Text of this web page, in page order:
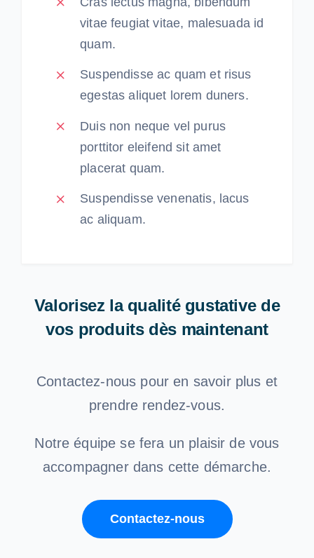
vitae feugiat vitae, malesuada id
quam.
Suspendisse ac quam et risus
egestas aliquet lorem duners.
Duis non neque vel purus
porttitor eleifend sit amet
placerat quam.
Suspendisse venenatis, lacus
ac aliquam.
Valorisez la qualité gustative de
vos produits dès maintenant
Contactez-nous pour en savoir plus et
prendre rendez-vous.
Notre équipe se fera un plaisir de vous
accompagner dans cette démarche.
Contactez-nous